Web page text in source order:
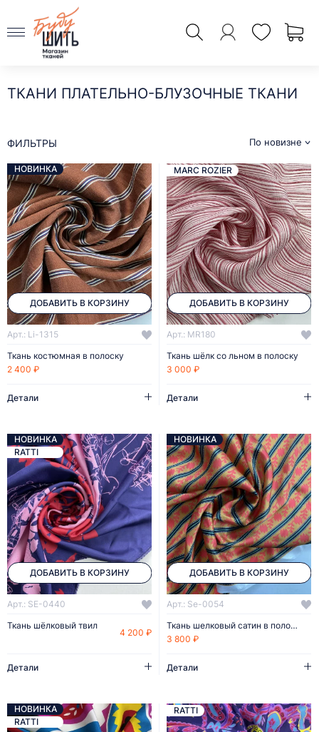
ТКАНИ ПЛАТЕЛЬНО-БЛУЗОЧНЫЕ ТКАНИ
По новизне
ФИЛЬТРЫ
ДОБАВИТЬ В КОРЗИНУ
НОВИНКА
Арт.: Li-1315
Ткань костюмная в полоску
2 400 ₽
Детали
ДОБАВИТЬ В КОРЗИНУ
MARC ROZIER
Арт.: MR180
Ткань шёлк со льном в полоску
3 000 ₽
Детали
ДОБАВИТЬ В КОРЗИНУ
НОВИНКА
RATTI
Арт.: SE-0440
Ткань шёлковый твил
4 200 ₽
Детали
ДОБАВИТЬ В КОРЗИНУ
НОВИНКА
Арт.: Se-0054
Ткань шелковый сатин в полоску
3 800 ₽
Детали
НОВИНКА
RATTI
RATTI